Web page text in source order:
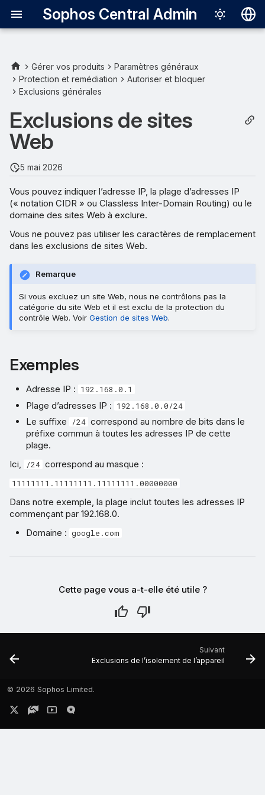
Sophos Central Admin
Português
Exemples
Gérer vos produits
Paramètres généraux
Protection et remédiation
Autoriser et bloquer
Exclusions générales
Exclusions de sites
Web
5 mai 2026
Vous pouvez indiquer l’adresse IP, la plage d’adresses IP
(« notation CIDR » ou Classless Inter-Domain Routing) ou le
domaine des sites Web à exclure.
Vous ne pouvez pas utiliser les caractères de remplacement
dans les exclusions de sites Web.
Remarque
Si vous excluez un site Web, nous ne contrôlons pas la
catégorie du site Web et il est exclu de la protection du
contrôle Web. Voir Gestion de sites Web.
Exemples
Adresse IP : 192.168.0.1
Plage d’adresses IP : 192.168.0.0/24
Le suffixe /24 correspond au nombre de bits dans le
préfixe commun à toutes les adresses IP de cette
plage.
Ici,
/24 correspond au masque :
11111111.11111111.11111111.00000000
Dans notre exemple, la plage inclut toutes les adresses IP
commençant par 192.168.0.
Domaine : google.com
Cette page vous a-t-elle été utile ?
Suivant
Exclusions de l’isolement de l’appareil
© 2026 Sophos Limited.